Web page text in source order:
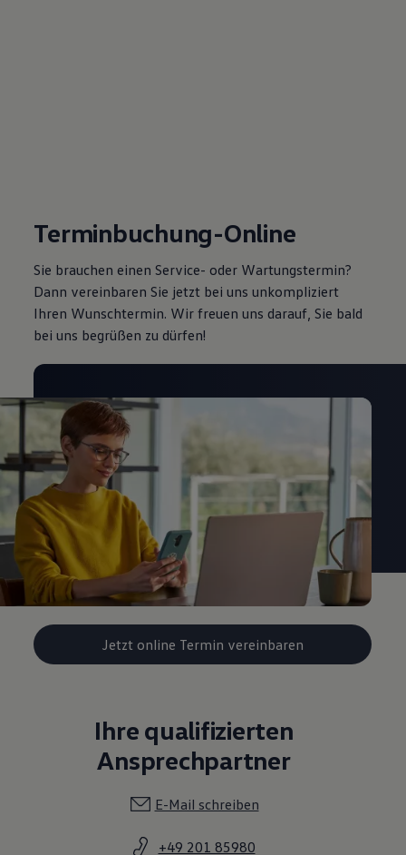
Terminbuchung-Online
Sie brauchen einen Service- oder Wartungstermin?
Dann vereinbaren Sie jetzt bei uns unkompliziert
Ihren Wunschtermin. Wir freuen uns darauf, Sie bald
bei uns begrüßen zu dürfen!
Jetzt online Termin vereinbaren
Ihre qualifizierten
Ansprechpartner
E-Mail schreiben
+49 201 85980